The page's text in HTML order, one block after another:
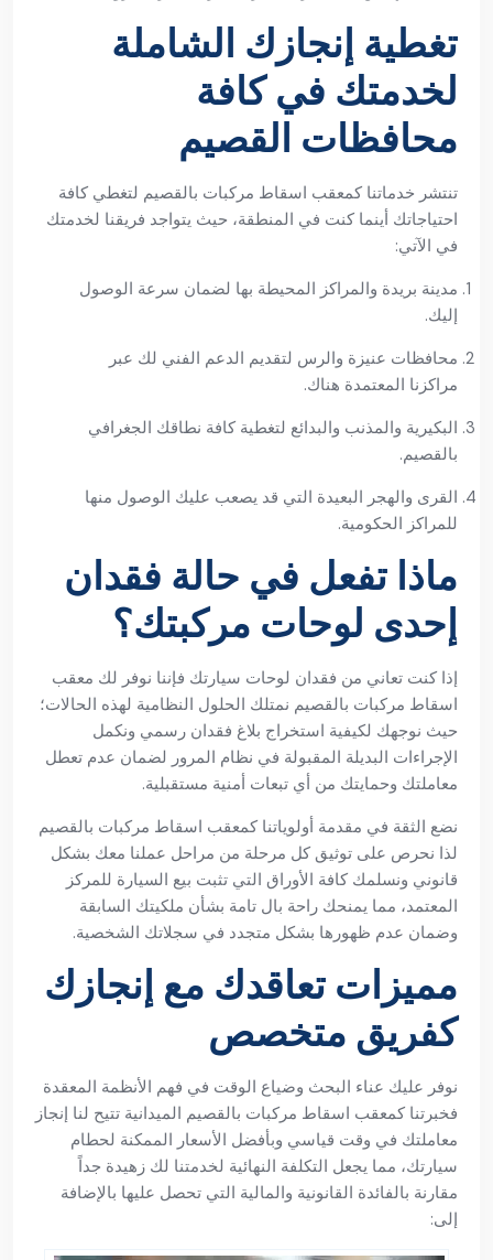
تغطية إنجازك الشاملة
لخدمتك في كافة
محافظات القصيم
تنتشر خدماتنا كمعقب اسقاط مركبات بالقصيم لتغطي كافة
احتياجاتك أينما كنت في المنطقة، حيث يتواجد فريقنا لخدمتك
في الآتي:
مدينة بريدة والمراكز المحيطة بها لضمان سرعة الوصول
إليك.
محافظات عنيزة والرس لتقديم الدعم الفني لك عبر
مراكزنا المعتمدة هناك.
البكيرية والمذنب والبدائع لتغطية كافة نطاقك الجغرافي
بالقصيم.
القرى والهجر البعيدة التي قد يصعب عليك الوصول منها
للمراكز الحكومية.
ماذا تفعل في حالة فقدان
إحدى لوحات مركبتك؟
إذا كنت تعاني من فقدان لوحات سيارتك فإننا نوفر لك معقب
اسقاط مركبات بالقصيم نمتلك الحلول النظامية لهذه الحالات؛
حيث نوجهك لكيفية استخراج بلاغ فقدان رسمي ونكمل
الإجراءات البديلة المقبولة في نظام المرور لضمان عدم تعطل
معاملتك وحمايتك من أي تبعات أمنية مستقبلية.
نضع الثقة في مقدمة أولوياتنا كمعقب اسقاط مركبات بالقصيم
لذا نحرص على توثيق كل مرحلة من مراحل عملنا معك بشكل
قانوني ونسلمك كافة الأوراق التي تثبت بيع السيارة للمركز
المعتمد، مما يمنحك راحة بال تامة بشأن ملكيتك السابقة
وضمان عدم ظهورها بشكل متجدد في سجلاتك الشخصية.
مميزات تعاقدك مع إنجازك
كفريق متخصص
نوفر عليك عناء البحث وضياع الوقت في فهم الأنظمة المعقدة
فخبرتنا كمعقب اسقاط مركبات بالقصيم الميدانية تتيح لنا إنجاز
معاملتك في وقت قياسي وبأفضل الأسعار الممكنة لحطام
سيارتك، مما يجعل التكلفة النهائية لخدمتنا لك زهيدة جداً
مقارنة بالفائدة القانونية والمالية التي تحصل عليها بالإضافة
إلى: